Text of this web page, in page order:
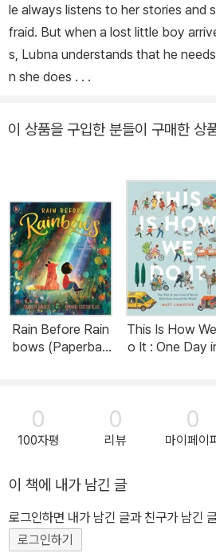
le always listens to her stories and
fraid. But when a lost little boy
s, Lubna understands that he
n she does . . .
이 상품을 구입한 분들이 구매한 상
Rain Before Rain
bows (Paperbac
This Is How
o It : One Day
rback)
0
100자평
0
리뷰
0
마이페이
이 책에 내가 남긴 글
로그인하면 내가 남긴 글과 친구가 남긴
로그인하기